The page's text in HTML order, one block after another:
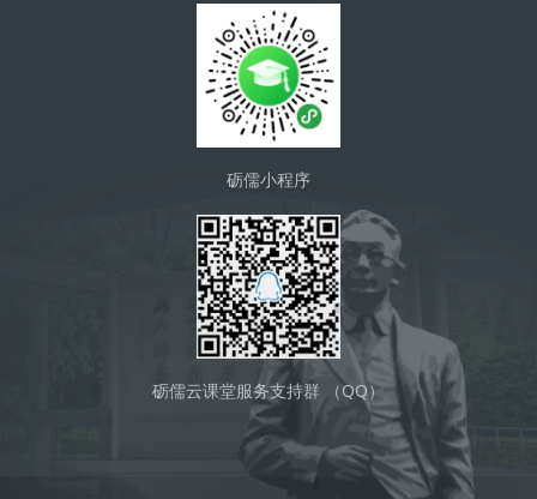
砺儒小程序
砺儒云课堂服务支持群 （QQ）